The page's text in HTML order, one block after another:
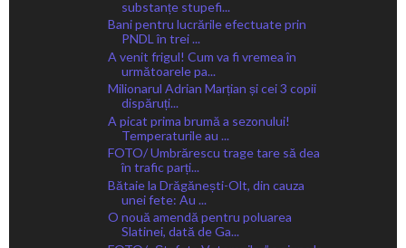
substanțe stupefi...
Bani pentru lucrările efectuate prin
PNDL în trei ...
A venit frigul! Cum va fi vremea în
următoarele pa...
Milionarul Adrian Marțian și cei 3 copii
dispăruți...
A picat prima brumă a sezonului!
Temperaturile au ...
FOTO/ Umbrărescu trage tare să dea
în trafic parți...
Bătaie la Drăgănești-Olt, din cauza
unei fete: Au ...
O nouă amendă pentru poluarea
Slatinei, dată de Ga...